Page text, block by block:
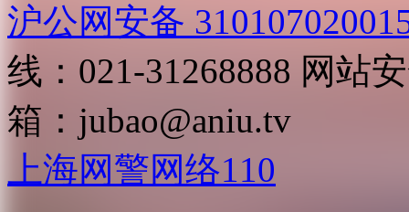
沪公网安备
线：021-31268888 网站
箱： jubao@aniu.tv
上海网警网络110